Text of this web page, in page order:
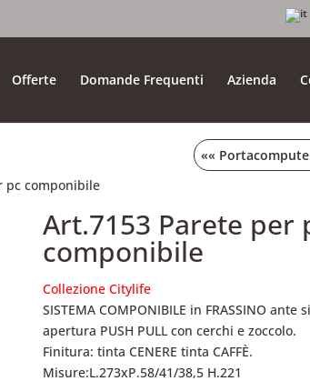
Offerte Domande Frequenti Azienda
pc componibile
««
Art.7153 Parete per
componibile
Collezione Citylife
SISTEMA COMPONIBILE in FRASSINO ante
apertura PUSH PULL con cerchi e zoccolo.
Finitura: tinta CENERE tinta CAFFÈ.
Misure:L.273xP.58/41/38,5 H.221